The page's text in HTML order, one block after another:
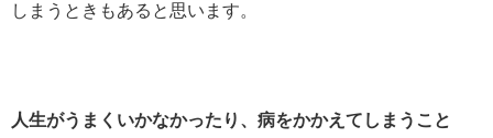
しまうときもあると思います。
人生がうまくいかなかったり、病をかかえてしまうこと